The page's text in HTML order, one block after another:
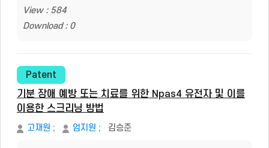
View : 584
Download : 0
Patent
기분 장애 예방 또는 치료를 위한 Npas4 유전자 및 이를
이용한 스크리닝 방법
고재원 ; 엄지원 ; 김승준